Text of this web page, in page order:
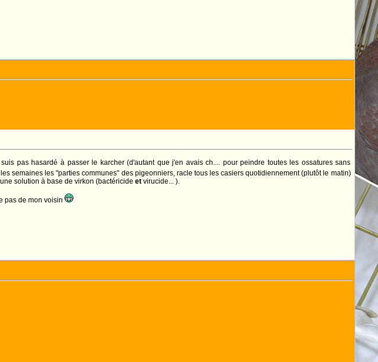
pas hasardé à passer le karcher (d'autant que j'en avais ch.... pour peindre toutes les ossatures sans
semaines les "parties communes" des pigeonniers, racle tous les casiers quotidiennement (plutôt le matin)
solution à base de virkon (bactéricide et virucide... ).
pas de mon voisin